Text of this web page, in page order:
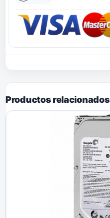
Productos relacionados